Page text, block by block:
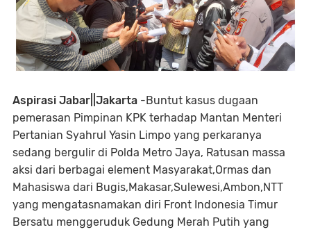
Aspirasi Jabar||Jakarta -Buntut kasus dugaan
pemerasan Pimpinan KPK terhadap Mantan Menteri
Pertanian Syahrul Yasin Limpo yang perkaranya
sedang bergulir di Polda Metro Jaya, Ratusan massa
aksi dari berbagai element Masyarakat,Ormas dan
Mahasiswa dari Bugis,Makasar,Sulewesi,Ambon,NTT
yang mengatasnamakan diri Front Indonesia Timur
Bersatu menggeruduk Gedung Merah Putih yang